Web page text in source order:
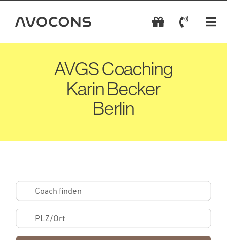
Inhalt
Coach wählen
Kontakt
AVGS Coaching
Karin Becker
Berlin